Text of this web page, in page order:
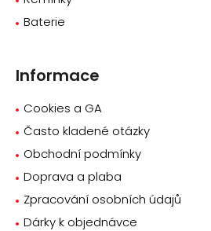
Baterie
Informace
Cookies a GA
Často kladené otázky
Obchodní podmínky
Doprava a plaba
Zpracování osobních údajů
Dárky k objednávce